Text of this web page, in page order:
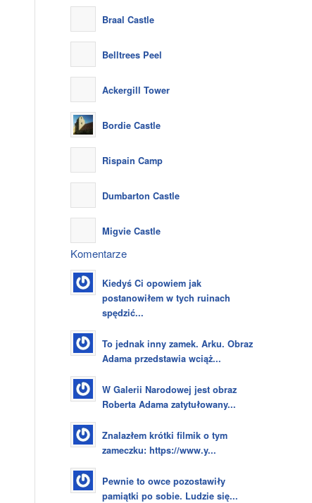
Braal Castle
Belltrees Peel
Ackergill Tower
Bordie Castle
Rispain Camp
Dumbarton Castle
Migvie Castle
Komentarze
Kiedyś Ci opowiem jak
postanowiłem w tych ruinach
spędzić...
To jednak inny zamek. Arku. Obraz
Adama przedstawia wciąż...
W Galerii Narodowej jest obraz
Roberta Adama zatytułowany...
Znalazłem krótki filmik o tym
zameczku: https://www.y...
Pewnie to owce pozostawiły
pamiątki po sobie. Ludzie się...